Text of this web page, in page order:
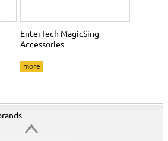
EnterTech MagicSing
Accessories
more